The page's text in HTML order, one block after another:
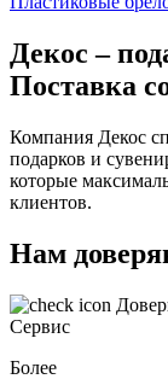
Декос –
Поставка
Компания Декос
подарков и
которые
клиентов.
Нам
Сервис
Более